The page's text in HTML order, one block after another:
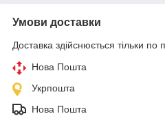
Умови доставки
Доставка здійснюється тільки по
Нова Пошта
Укрпошта
Нова Пошта